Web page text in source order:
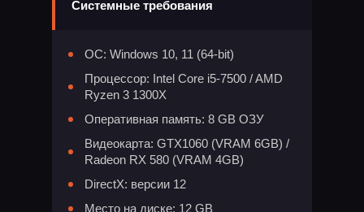
Системные требования
ОС: Windows 10, 11 (64-bit)
Процессор: Intel Core i5-7500 / AMD
Ryzen 3 1300X
Оперативная память: 8 GB ОЗУ
Видеокарта: GTX1060 (VRAM 6GB) /
Radeon RX 580 (VRAM 4GB)
DirectX: версии 12
Место на диске: 12 GB